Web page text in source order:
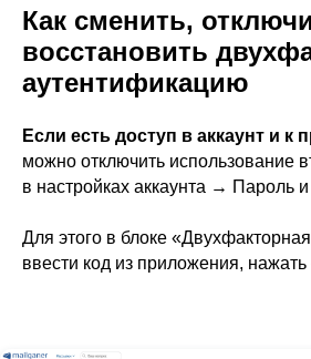
Как сменить,
восстановить
аутентификацию
Если есть доступ в аккаунт и к
можно отключить использование
в настройках аккаунта → Пароль и
Для этого в блоке
ввести код из приложения,